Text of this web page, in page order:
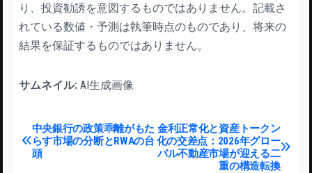
り、投資勧誘を意図するものではありません。記載さ
れている数値・予測は執筆時点のものであり、将来の
結果を保証するものではありません。
サムネイル: AI生成画像
投稿ナビゲーション
金利正常化と資産トークン
化の交差点：2026年グロー
バル不動産市場が迎える二
重の構造転換
中央銀行の政策乖離がもた
らす市場の分断とRWAの台
頭